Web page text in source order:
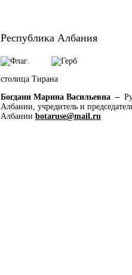
Республика Албания
.
столица Тирана
Богдани Марина Васильевна –
Албании, учредитель и
Албании botaruse@mail.ru